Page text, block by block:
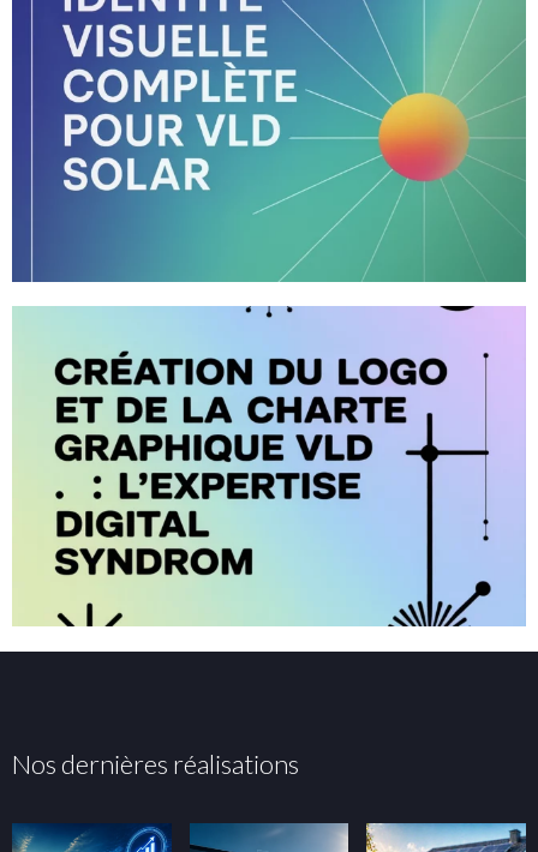
Nos dernières réalisations